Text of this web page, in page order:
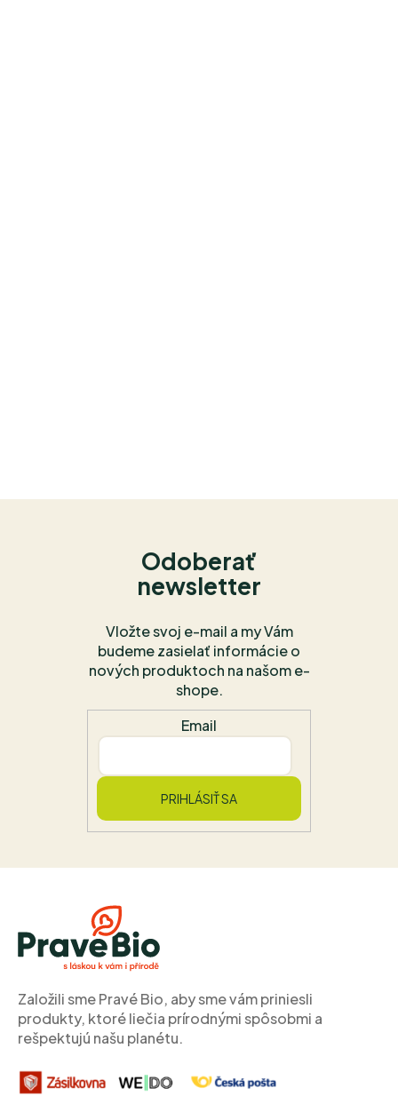
Odoberať
newsletter
Vložte svoj e-mail a my Vám
budeme zasielať informácie o
nových produktoch na našom e-
shope.
Email
PRIHLÁSIŤ SA
Založili sme Pravé Bio, aby sme vám priniesli
produkty, ktoré liečia prírodnými spôsobmi a
rešpektujú našu planétu.